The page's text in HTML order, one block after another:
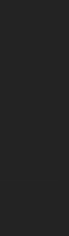
page: https://
page:
our
us on our x
us on